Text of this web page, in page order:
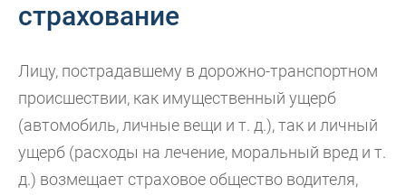
страхование
Лицу, пострадавшему в дорожно-транспортном
происшествии, как имущественный ущерб
(автомобиль, личные вещи и т. д.), так и личный
ущерб (расходы на лечение, моральный вред и т.
д.) возмещает страховое общество водителя,